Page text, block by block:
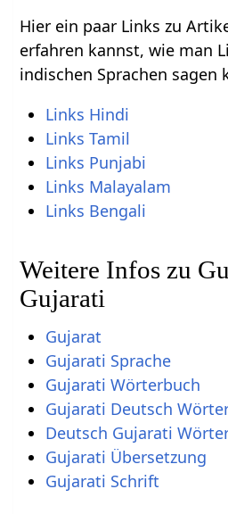
Hier ein paar Links zu
erfahren kannst, wie man
indischen Sprachen sagen
Links Hindi
Links Tamil
Links Punjabi
Links Malayalam
Links Bengali
Weitere Infos zu
Gujarati
Gujarat
Gujarati Sprache
Gujarati Wörterbuch
Gujarati Deutsch
Deutsch Gujarati
Gujarati Übersetzung
Gujarati Schrift